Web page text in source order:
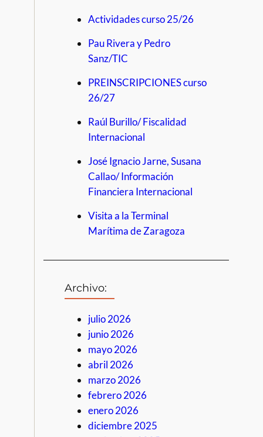
Actividades curso 25/26
Pau Rivera y Pedro
Sanz/TIC
PREINSCRIPCIONES curso
26/27
Raúl Burillo/ Fiscalidad
Internacional
José Ignacio Jarne, Susana
Callao/ Información
Financiera Internacional
Visita a la Terminal
Marítima de Zaragoza
Archivo:
julio 2026
junio 2026
mayo 2026
abril 2026
marzo 2026
febrero 2026
enero 2026
diciembre 2025